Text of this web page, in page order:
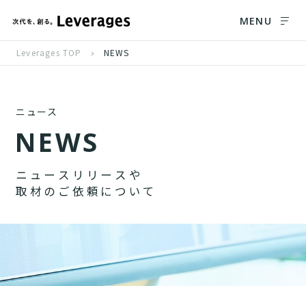
MENU
Leverages TOP NEWS
ニュース
NEWS
ニ ュ ー ス リ リ ー ス や
取 材 の ご 依 頼 に つ い て